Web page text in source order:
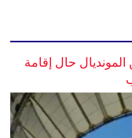
حال إقامة